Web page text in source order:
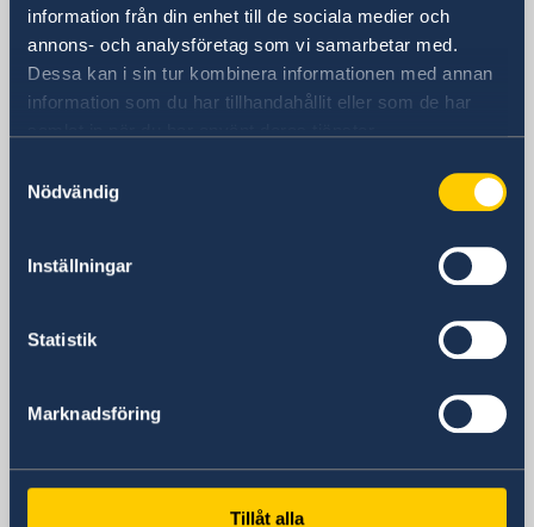
information från din enhet till de sociala medier och
annons- och analysföretag som vi samarbetar med.
Dessa kan i sin tur kombinera informationen med annan
information som du har tillhandahållit eller som de har
Nödvändig
Inställningar
Statistik
Marknadsföring
Tillåt alla
Schwedische Botschaft
BESUCHSADRESSE
Rauchstraße 1
10787 Berlin
Schwedische Botschaft
10787 Berlin
+49 (0) 30 50 50 60
ambassaden.berlin(a)gov.se